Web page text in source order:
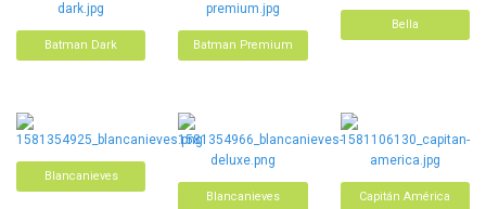
Batman Dark Batman Premium
Bella
Blancanieves
Blancanieves
Capitán América